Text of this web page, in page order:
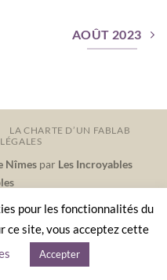
AOÛT 2023
LA CHARTE D’UN FABLAB
Nîmes par Les Incroyables
pour les fonctionnalités du
ce site, vous acceptez cette
Accepter